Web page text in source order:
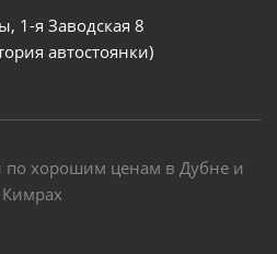
1-я Заводская 8
автостоянки)
хорошим ценам в Дубне и
Кимрах